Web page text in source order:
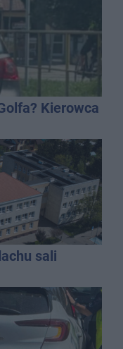
Kierowca
sali